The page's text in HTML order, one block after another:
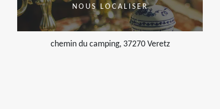
NOUS LOCALISER
chemin du camping, 37270 Veretz